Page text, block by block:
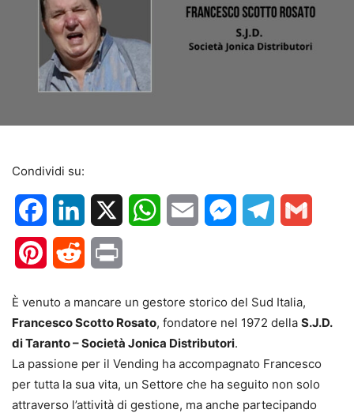
Condividi su:
FacebookLinkedIn WhatsApp
Email MessengerTelegram
PinterestReddit
È venuto a mancare un gestore storico del Sud Italia,
Francesco Scotto Rosato, fondatore nel 1972 della S.J.D.
di Taranto – Società Jonica Distributori.
La passione per il Vending ha accompagnato Francesco
per tutta la sua vita, un Settore che ha seguito non solo
attraverso l’attività di gestione, ma anche partecipando